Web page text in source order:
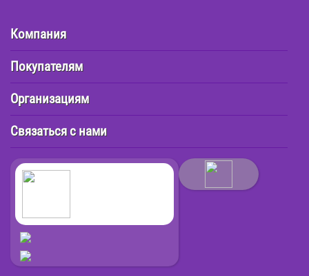
Компания
Покупателям
Организациям
Связаться с нами